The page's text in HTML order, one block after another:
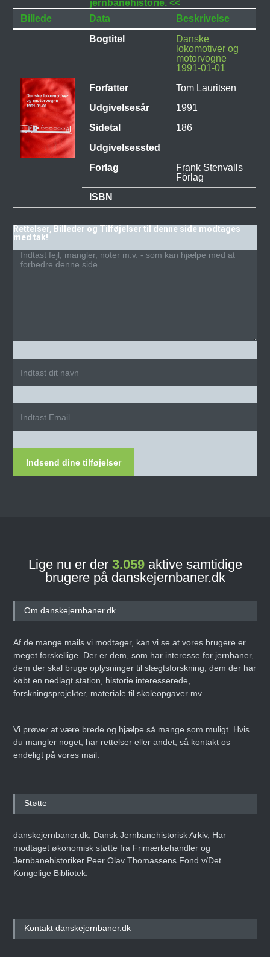
jernbanehistorie. <<
Billede
Data
Beskrivelse
Bogtitel
Danske
lokomotiver og
motorvogne
1991-01-01
Forfatter
Tom Lauritsen
Udgivelsesår
1991
Sidetal
186
Udgivelsessted
Forlag
Frank Stenvalls
Förlag
ISBN
Rettelser, Billeder og Tilføjelser til denne side modtages
med tak!
Indsend dine tilføjelser
Lige nu er der 3.059aktive samtidige
brugere på danskejernbaner.dk
Om danskejernbaner.dk
Af de mange mails vi modtager, kan vi se at vores brugere er
meget forskellige. Der er dem, som har interesse for jernbaner,
dem der skal bruge oplysninger til slægtsforskning, dem der har
købt en nedlagt station, historie interesserede,
forskningsprojekter, materiale til skoleopgaver mv.
Vi prøver at være brede og hjælpe så mange som muligt. Hvis
du mangler noget, har rettelser eller andet, så kontakt os
endeligt på vores mail.
Støtte
danskejernbaner.dk, Dansk Jernbanehistorisk Arkiv, Har
modtaget økonomisk støtte fra Frimærkehandler og
Jernbanehistoriker Peer Olav Thomassens Fond v/Det
Kongelige Bibliotek.
Kontakt danskejernbaner.dk